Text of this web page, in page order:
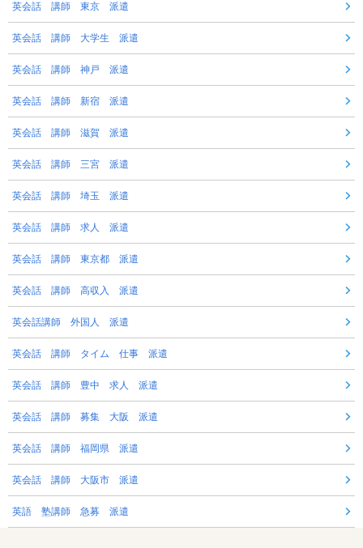
英会話 講師 東京 派遣
英会話 講師 大学生 派遣
英会話 講師 神戸 派遣
英会話 講師 新宿 派遣
英会話 講師 滋賀 派遣
英会話 講師 三宮 派遣
英会話 講師 埼玉 派遣
英会話 講師 求人 派遣
英会話 講師 東京都 派遣
英会話 講師 高収入 派遣
英会話講師 外国人 派遣
英会話 講師 タイム 仕事 派遣
英会話 講師 豊中 求人 派遣
英会話 講師 募集 大阪 派遣
英会話 講師 福岡県 派遣
英会話 講師 大阪市 派遣
英語 塾講師 急募 派遣